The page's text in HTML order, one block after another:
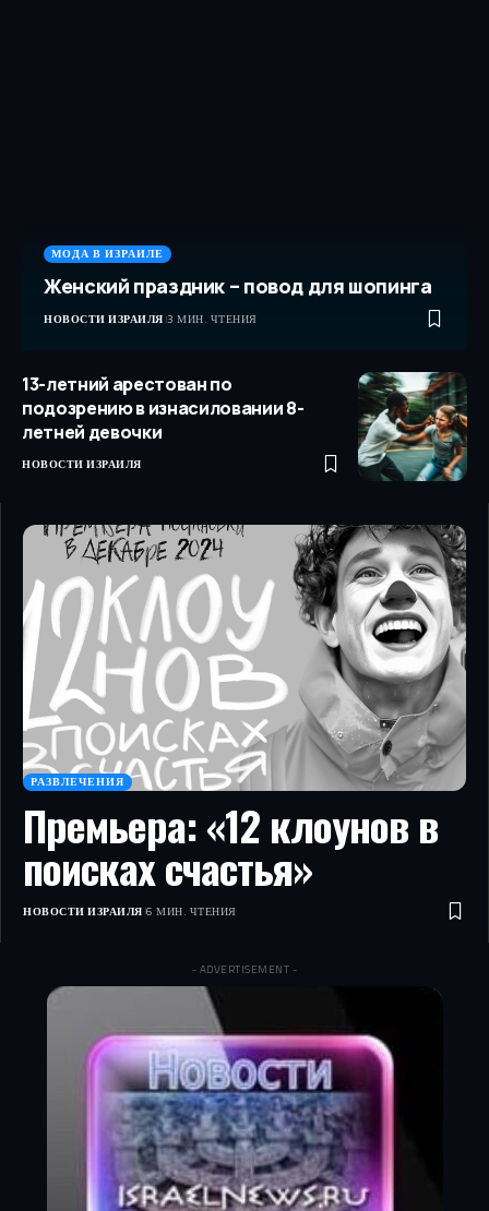
МОДА В ИЗРАИЛЕ
Женский праздник – повод для шопинга
НОВОСТИ ИЗРАИЛЯ 3 МИН. ЧТЕНИЯ
13-летний арестован по
подозрению в изнасиловании 8-
летней девочки
НОВОСТИ ИЗРАИЛЯ
РАЗВЛЕЧЕНИЯ
Премьера: «12 клоунов в
поисках счастья»
НОВОСТИ ИЗРАИЛЯ 6 МИН. ЧТЕНИЯ
- ADVERTISEMENT -